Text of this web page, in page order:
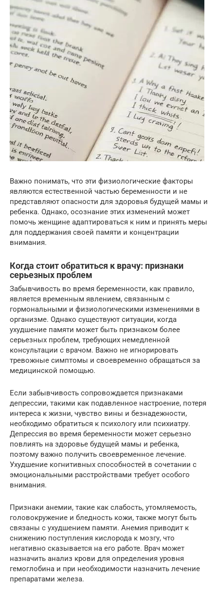
Важно понимать, что эти физиологические факторы
являются естественной частью беременности и не
представляют опасности для здоровья будущей мамы и
ребенка. Однако, осознание этих изменений может
помочь женщине адаптироваться к ним и принять меры
для поддержания своей памяти и концентрации
внимания.
Когда стоит обратиться к врачу: признаки
серьезных проблем
Забывчивость во время беременности, как правило,
является временным явлением, связанным с
гормональными и физиологическими изменениями в
организме. Однако существуют ситуации, когда
ухудшение памяти может быть признаком более
серьезных проблем, требующих немедленной
консультации с врачом. Важно не игнорировать
тревожные симптомы и своевременно обращаться за
медицинской помощью.
Если забывчивость сопровождается признаками
депрессии, такими как подавленное настроение, потеря
интереса к жизни, чувство вины и безнадежности,
необходимо обратиться к психологу или психиатру.
Депрессия во время беременности может серьезно
повлиять на здоровье будущей мамы и ребенка,
поэтому важно получить своевременное лечение.
Ухудшение когнитивных способностей в сочетании с
эмоциональными расстройствами требует особого
внимания.
Признаки анемии, такие как слабость, утомляемость,
головокружение и бледность кожи, также могут быть
связаны с ухудшением памяти. Анемия приводит к
снижению поступления кислорода к мозгу, что
негативно сказывается на его работе. Врач может
назначить анализ крови для определения уровня
гемоглобина и при необходимости назначить лечение
препаратами железа.